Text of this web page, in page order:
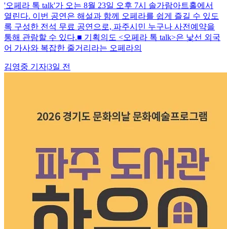
'오페라 톡 talk'가 오는 8월 23일 오후 7시 솔가람아트홀에서
열린다. 이번 공연은 해설과 함께 오페라를 쉽게 즐길 수 있도
록 구성한 전석 무료 공연으로, 파주시민 누구나 사전예약을
통해 관람할 수 있다.■ 기획의도 <오페라 톡 talk>은 낯선 외국
어 가사와 복잡한 줄거리라는 오페라의
김영중 기자|3일 전